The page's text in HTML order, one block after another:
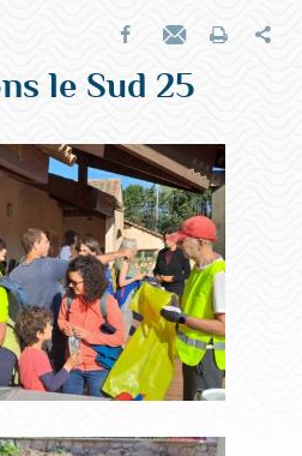
Partager sur Facebook
Envoyer par e-mail
Imprimer
le Sud 25